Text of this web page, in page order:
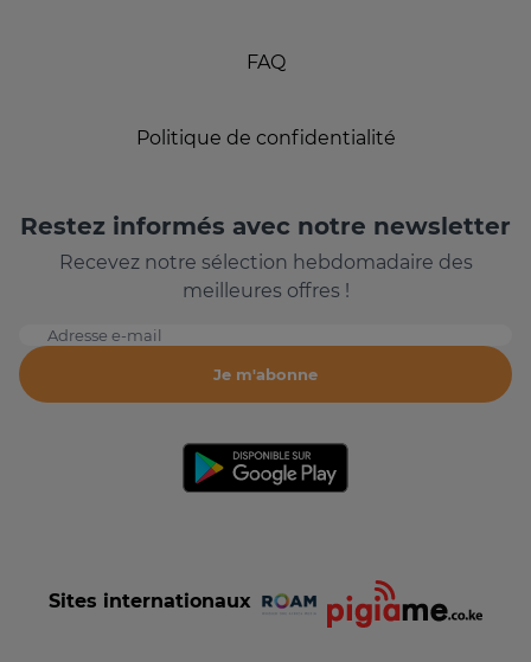
FAQ
Politique de confidentialité
Restez informés avec notre newsletter
Recevez notre sélection hebdomadaire des
meilleures offres !
Adresse e-mail
Je m'abonne
Sites internationaux